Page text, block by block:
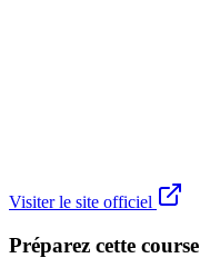
Visiter le site officiel
Préparez cette course